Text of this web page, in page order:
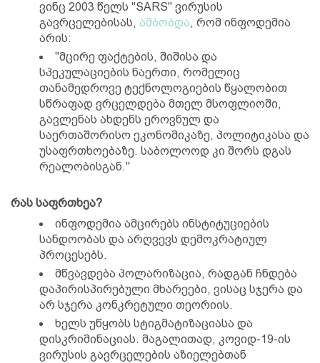
ვინც 2003 წელს "SARS" ვირუსის
გავრცელებისას, ამბობდა, რომ ინფოდემია
არის:
"მცირე ფაქტების, შიშისა და
სპეკულაციების ნაერთი, რომელიც
თანამედროვე ტექნოლოგიების წყალობით
სწრაფად ვრცელდება მთელ მსოფლიოში,
გავლენას ახდენს ეროვნულ და
საერთაშორისო ეკონომიკაზე, პოლიტიკასა და
უსაფრთხოებაზე. საბოლოოდ კი შორს დგას
რეალობისგან."
რას საფრთხეა?
ინფოდემია ამცირებს ინსტიტუციების
სანდოობას და არღვევს დემოკრატიულ
პროცესებს.
მწვავდება პოლარიზაცია, რადგან ჩნდება
დაპირისპირებული მხარეები, ვისაც სჯერა და
არ სჯერა კონკრეტული თეორიის.
ხელს უწყობს სტიგმატიზაციასა და
დისკრიმინაციას. მაგალითად, კოვიდ-19-ის
ვირუსის გავრცელების აზიელებთან